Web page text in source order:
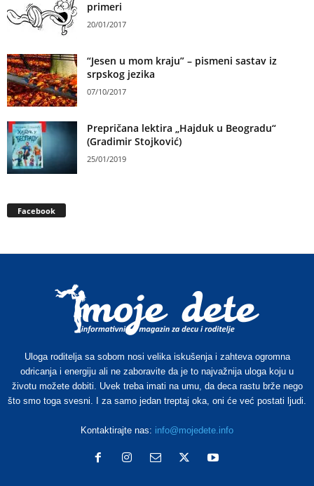
primeri
20/01/2017
“Jesen u mom kraju” – pismeni sastav iz
srpskog jezika
07/10/2017
Prepričana lektira „Hajduk u Beogradu“
(Gradimir Stojković)
25/01/2019
Facebook
Uloga roditelja sa sobom nosi velika iskušenja i zahteva ogromna
odricanja i energiju ali ne zaboravite da je to najvažnija uloga koju u
životu možete dobiti. Uvek treba imati na umu, da deca rastu brže nego
što smo toga svesni. I za samo jedan treptaj oka, oni će već postati ljudi.
Kontaktirajte nas: info@mojedete.info